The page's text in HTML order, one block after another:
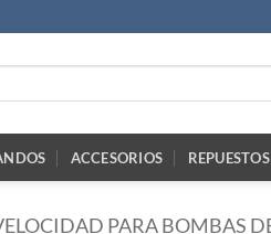
ACCESORIOS REPUESTOS
PARA BOMBAS